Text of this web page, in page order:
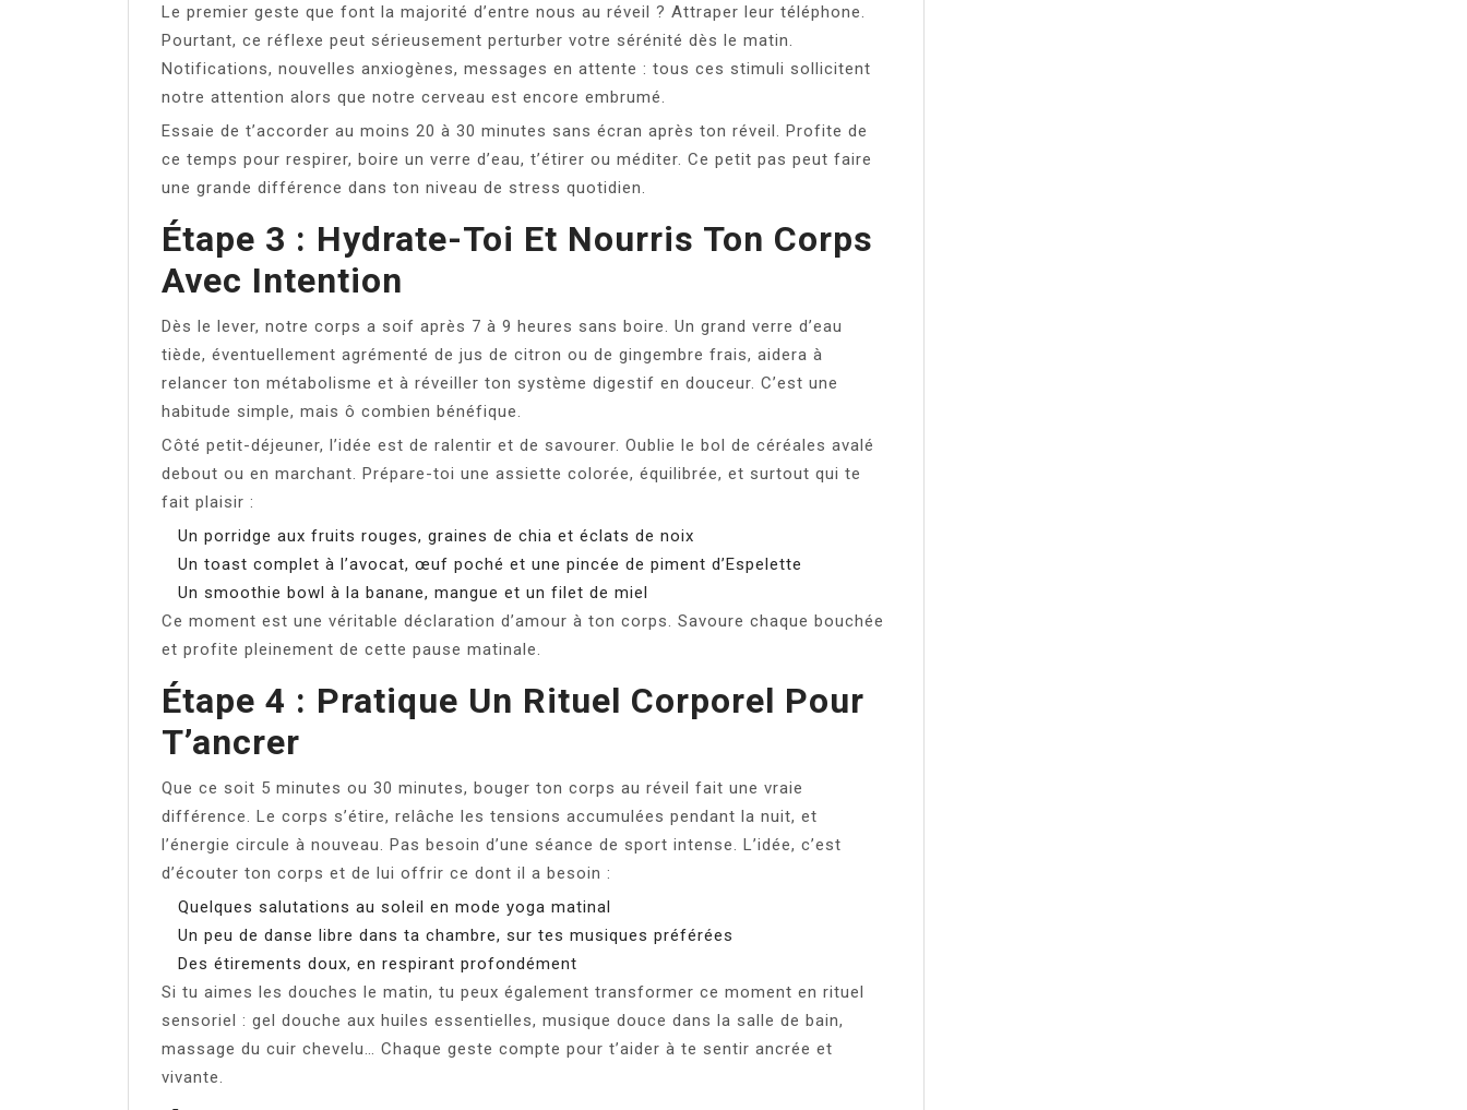
Le premier geste que font la majorité d’entre nous au réveil ? Attraper leur téléphone.
Pourtant, ce réflexe peut sérieusement perturber votre sérénité dès le matin.
Notifications, nouvelles anxiogènes, messages en attente : tous ces stimuli sollicitent
notre attention alors que notre cerveau est encore embrumé.
Essaie de t’accorder au moins 20 à 30 minutes sans écran après ton réveil. Profite de
ce temps pour respirer, boire un verre d’eau, t’étirer ou méditer. Ce petit pas peut faire
une grande différence dans ton niveau de stress quotidien.
Étape 3 : Hydrate-Toi Et Nourris Ton Corps
Avec Intention
Dès le lever, notre corps a soif après 7 à 9 heures sans boire. Un grand verre d’eau
tiède, éventuellement agrémenté de jus de citron ou de gingembre frais, aidera à
relancer ton métabolisme et à réveiller ton système digestif en douceur. C’est une
habitude simple, mais ô combien bénéfique.
Côté petit-déjeuner, l’idée est de ralentir et de savourer. Oublie le bol de céréales avalé
debout ou en marchant. Prépare-toi une assiette colorée, équilibrée, et surtout qui te
fait plaisir :
Un porridge aux fruits rouges, graines de chia et éclats de noix
Un toast complet à l’avocat, œuf poché et une pincée de piment d’Espelette
Un smoothie bowl à la banane, mangue et un filet de miel
Ce moment est une véritable déclaration d’amour à ton corps. Savoure chaque bouchée
et profite pleinement de cette pause matinale.
Étape 4 : Pratique Un Rituel Corporel Pour
T’ancrer
Que ce soit 5 minutes ou 30 minutes, bouger ton corps au réveil fait une vraie
différence. Le corps s’étire, relâche les tensions accumulées pendant la nuit, et
l’énergie circule à nouveau. Pas besoin d’une séance de sport intense. L’idée, c’est
d’écouter ton corps et de lui offrir ce dont il a besoin :
Quelques salutations au soleil en mode yoga matinal
Un peu de danse libre dans ta chambre, sur tes musiques préférées
Des étirements doux, en respirant profondément
Si tu aimes les douches le matin, tu peux également transformer ce moment en rituel
sensoriel : gel douche aux huiles essentielles, musique douce dans la salle de bain,
massage du cuir chevelu… Chaque geste compte pour t’aider à te sentir ancrée et
vivante.